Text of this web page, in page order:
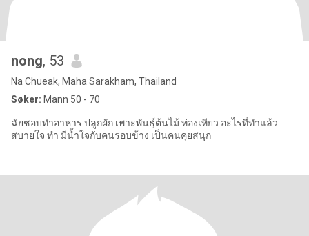
nong, 53
Na Chueak, Maha Sarakham, Thailand
Søker: Mann 50 - 70
ฉัยชอบทำอาหาร ปลูกผัก เพาะพันธุ์ต้นไม้ ท่องเทียว อะไรที่ทำแล้ว
สบายใจ ทำ มีน้ำใจกับคนรอบข้าง เป็นคนคุยสนุก